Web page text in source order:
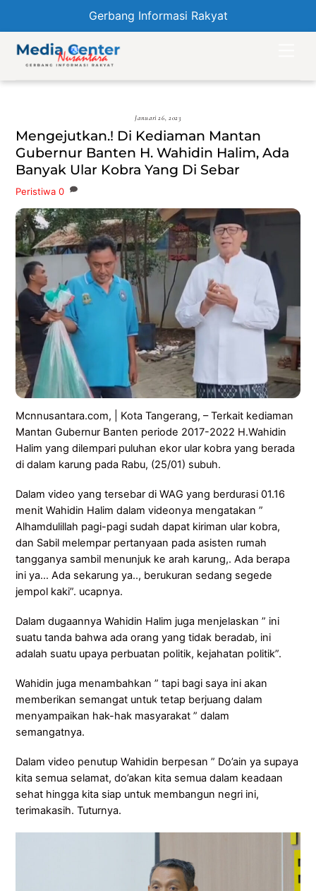
Gerbang Informasi Rakyat
content
Januari 26, 2023
Mengejutkan.! Di Kediaman Mantan
Gubernur Banten H. Wahidin Halim, Ada
Banyak Ular Kobra Yang Di Sebar
Peristiwa 0
Mcnnusantara.com, | Kota Tangerang, – Terkait kediaman
Mantan Gubernur Banten periode 2017-2022 H.Wahidin
Halim yang dilempari puluhan ekor ular kobra yang berada
di dalam karung pada Rabu, (25/01) subuh.
Dalam video yang tersebar di WAG yang berdurasi 01.16
menit Wahidin Halim dalam videonya mengatakan ”
Alhamdulillah pagi-pagi sudah dapat kiriman ular kobra,
dan Sabil melempar pertanyaan pada asisten rumah
tangganya sambil menunjuk ke arah karung,. Ada berapa
ini ya… Ada sekarung ya.., berukuran sedang segede
jempol kaki”. ucapnya.
Dalam dugaannya Wahidin Halim juga menjelaskan ” ini
suatu tanda bahwa ada orang yang tidak beradab, ini
adalah suatu upaya perbuatan politik, kejahatan politik”.
Wahidin juga menambahkan ” tapi bagi saya ini akan
memberikan semangat untuk tetap berjuang dalam
menyampaikan hak-hak masyarakat ” dalam
semangatnya.
Dalam video penutup Wahidin berpesan ” Do’ain ya supaya
kita semua selamat, do’akan kita semua dalam keadaan
sehat hingga kita siap untuk membangun negri ini,
terimakasih. Tuturnya.